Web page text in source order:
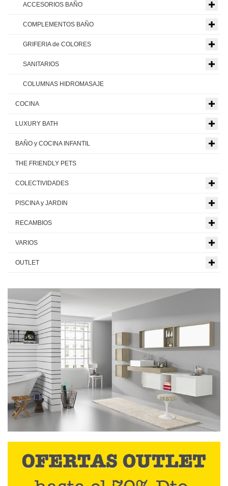
ACCESORIOS BAÑO
COMPLEMENTOS BAÑO
GRIFERIA de COLORES
SANITARIOS
COLUMNAS HIDROMASAJE
COCINA
LUXURY BATH
BAÑO y COCINA INFANTIL
THE FRIENDLY PETS
COLECTIVIDADES
PISCINA y JARDIN
RECAMBIOS
VARIOS
OUTLET